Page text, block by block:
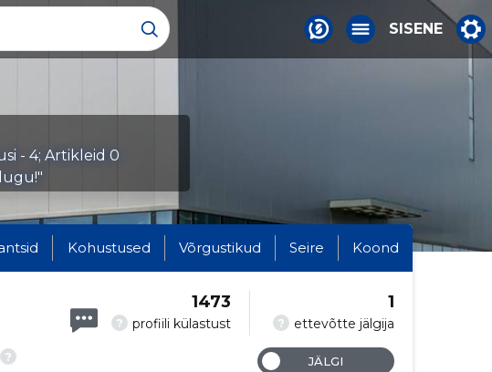
SISENE
- 4; Artikleid 0
Kohustused Võrgustikud Seire Koond
?
? profiili külastust
1473
? ettevõtte jälgija
1
JÄLGI